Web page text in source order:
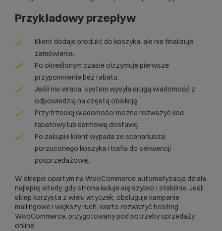
Przykładowy przepływ
Klient dodaje produkt do koszyka, ale nie finalizuje
zamówienia.
Po określonym czasie otrzymuje pierwsze
przypomnienie bez rabatu.
Jeśli nie wraca, system wysyła drugą wiadomość z
odpowiedzią na częstą obiekcję.
Przy trzeciej wiadomości można rozważyć kod
rabatowy lub darmową dostawę.
Po zakupie klient wypada ze scenariusza
porzuconego koszyka i trafia do sekwencji
posprzedażowej.
W sklepie opartym na WooCommerce automatyzacja działa
najlepiej wtedy, gdy strona ładuje się szybko i stabilnie. Jeśli
sklep korzysta z wielu wtyczek, obsługuje kampanie
mailingowe i większy ruch, warto rozważyć hosting
WooCommerce, przygotowany pod potrzeby sprzedaży
online.